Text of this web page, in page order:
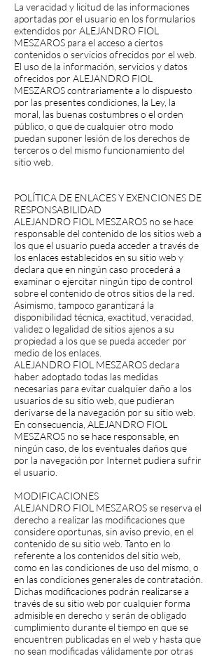
La veracidad y licitud de las informaciones
aportadas por el usuario en los formularios
extendidos por ALEJANDRO FIOL
MESZAROS para el acceso a ciertos
contenidos o servicios ofrecidos por el web.
El uso de la información, servicios y datos
ofrecidos por ALEJANDRO FIOL
MESZAROS contrariamente a lo dispuesto
por las presentes condiciones, la Ley, la
moral, las buenas costumbres o el orden
público, o que de cualquier otro modo
puedan suponer lesión de los derechos de
terceros o del mismo funcionamiento del
sitio web.
POLÍTICA DE ENLACES Y EXENCIONES DE
RESPONSABILIDAD
ALEJANDRO FIOL MESZAROS no se hace
responsable del contenido de los sitios web a
los que el usuario pueda acceder a través de
los enlaces establecidos en su sitio web y
declara que en ningún caso procederá a
examinar o ejercitar ningún tipo de control
sobre el contenido de otros sitios de la red.
Asimismo, tampoco garantizará la
disponibilidad técnica, exactitud, veracidad,
validez o legalidad de sitios ajenos a su
propiedad a los que se pueda acceder por
medio de los enlaces.
ALEJANDRO FIOL MESZAROS declara
haber adoptado todas las medidas
necesarias para evitar cualquier daño a los
usuarios de su sitio web, que pudieran
derivarse de la navegación por su sitio web.
En consecuencia, ALEJANDRO FIOL
MESZAROS no se hace responsable, en
ningún caso, de los eventuales daños que
por la navegación por Internet pudiera sufrir
el usuario.
MODIFICACIONES
ALEJANDRO FIOL MESZAROS se reserva el
derecho a realizar las modificaciones que
considere oportunas, sin aviso previo, en el
contenido de su sitio web. Tanto en lo
referente a los contenidos del sitio web,
como en las condiciones de uso del mismo, o
en las condiciones generales de contratación.
Dichas modificaciones podrán realizarse a
través de su sitio web por cualquier forma
admisible en derecho y serán de obligado
cumplimiento durante el tiempo en que se
encuentren publicadas en el web y hasta que
no sean modificadas válidamente por otras